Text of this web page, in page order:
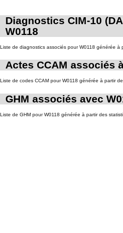
Diagnostics CIM-10
W0118
Liste de diagnostics associés pour W0118 générée à
Actes CCAM associés
Liste de codes CCAM pour W0118 générée à partir
GHM associés avec
Liste de GHM pour W0118 générée à partir des